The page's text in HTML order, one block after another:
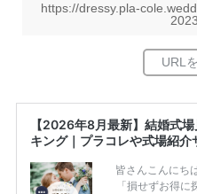
https://dressy.pla-
【2026年8月最新】結婚式
キング｜プラコレや式場紹介
皆さんこんにち
「損せずお得